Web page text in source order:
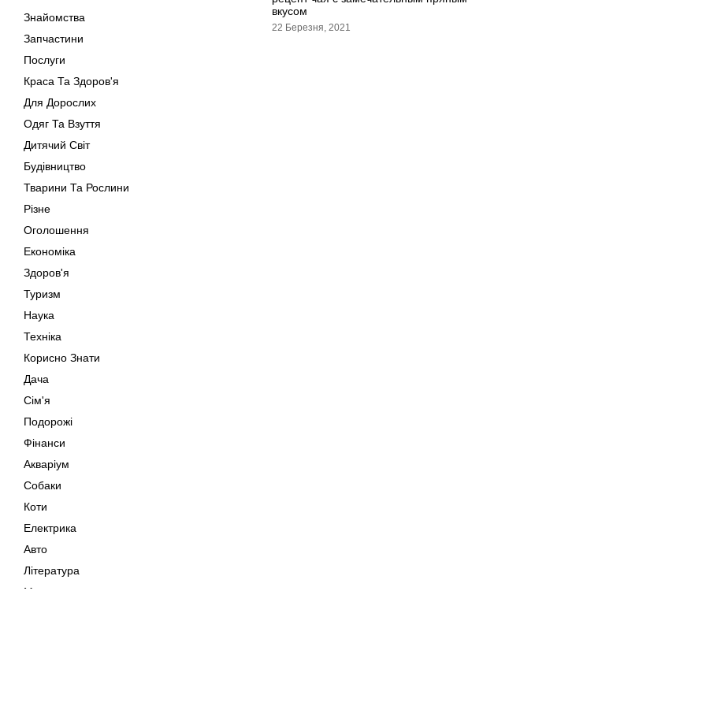
Знайомства
Запчастини
Послуги
Краса Та Здоров'я
Для Дорослих
Одяг Та Взуття
Дитячий Світ
Будівництво
Тварини Та Рослини
Різне
Оголошення
Економіка
Здоров'я
Туризм
Наука
Техніка
Корисно Знати
Дача
Сім'я
Подорожі
Фінанси
Акваріум
Собаки
Коти
Електрика
Авто
Література
Музика
вкусом
22 Березня, 2021